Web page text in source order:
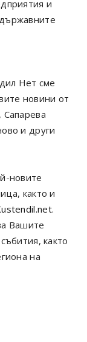
и
Нет сме
новини от
и други
новите
както и
.
Вашите
както
на